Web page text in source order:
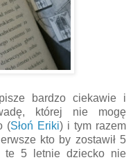
bardzo ciekawie i
której nie mogę
(Słoń Eriki) i tym razem
kto by zostawił 5
te 5 letnie dziecko nie